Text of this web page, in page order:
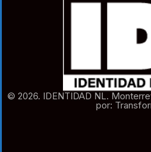
© 2026. IDENTIDAD NL.
por: